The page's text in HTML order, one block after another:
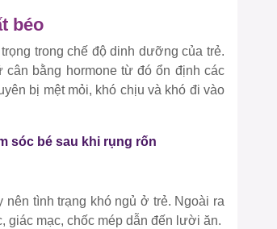
béo
trong chế độ dinh dưỡng của trẻ.
bằng hormone từ đó ổn định các
bị mệt mỏi, khó chịu và khó đi vào
sóc bé sau khi rụng rốn
tình trạng khó ngủ ở trẻ. Ngoài ra
giác mạc, chốc mép dẫn đến lười ăn.